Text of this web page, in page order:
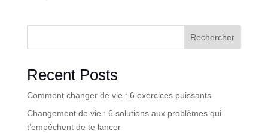
Rechercher
Recent Posts
Comment changer de vie : 6 exercices puissants
Changement de vie : 6 solutions aux problèmes qui
t’empêchent de te lancer